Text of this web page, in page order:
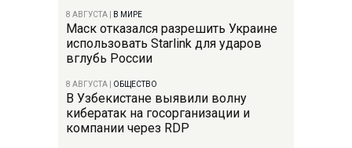
8 АВГУСТА В МИРЕ
Маск отказался разрешить Украине
использовать Starlink для ударов
вглубь России
8 АВГУСТА ОБЩЕСТВО
В Узбекистане выявили волну
кибератак на госорганизации и
компании через RDP